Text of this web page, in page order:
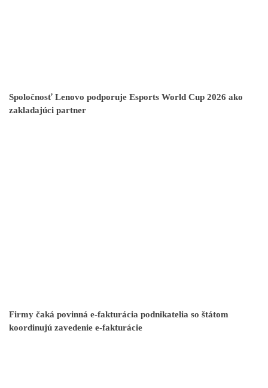
Spoločnosť Lenovo podporuje Esports World Cup 2026 ako
zakladajúci partner
Firmy čaká povinná e-fakturácia podnikatelia so štátom
koordinujú zavedenie e-fakturácie